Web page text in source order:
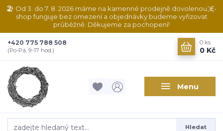
🏖️ Od 3. do 7. 8. 2026 máme na kamenné prodejně dovolenou. E-
shop funguje bez omezení a objednávky budeme vyřizovat
průběžně. Děkujeme za pochopení!
Menu
Hledat
+420 775 788 508
(Po-Pá, 9-17 hod.)
0 ks
0 Kč